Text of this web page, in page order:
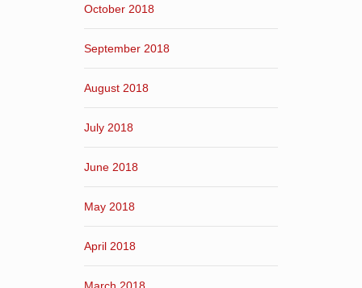
October 2018
September 2018
August 2018
July 2018
June 2018
May 2018
April 2018